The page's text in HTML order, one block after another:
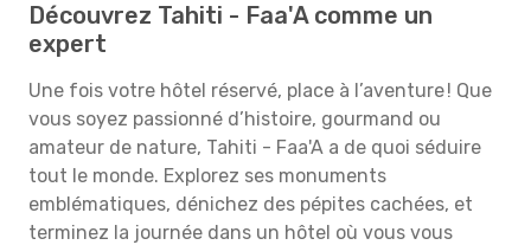
Découvrez Tahiti - Faa'A comme un
expert
Une fois votre hôtel réservé, place à l’aventure ! Que
vous soyez passionné d’histoire, gourmand ou
amateur de nature, Tahiti - Faa'A a de quoi séduire
tout le monde. Explorez ses monuments
emblématiques, dénichez des pépites cachées, et
terminez la journée dans un hôtel où vous vous